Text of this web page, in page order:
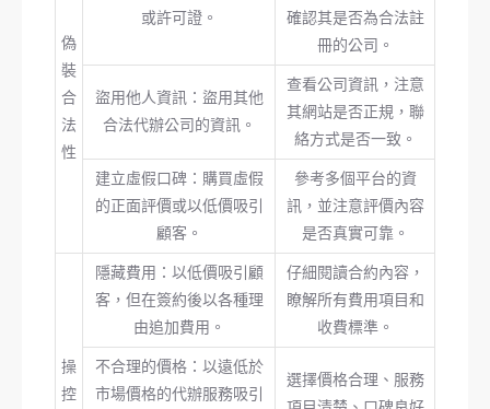
偽
裝
合
法
性
或許可證。
確認其是否為合法註
冊的公司。
盜用他人資訊：盜用其他
合法代辦公司的資訊。
查看公司資訊，注意
其網站是否正規，聯
絡方式是否一致。
建立虛假口碑：購買虛假
的正面評價或以低價吸引
顧客。
參考多個平台的資
訊，並注意評價內容
是否真實可靠。
操
控
隱藏費用：以低價吸引顧
客，但在簽約後以各種理
由追加費用。
仔細閱讀合約內容，
瞭解所有費用項目和
收費標準。
不合理的價格：以遠低於
市場價格的代辦服務吸引
選擇價格合理、服務